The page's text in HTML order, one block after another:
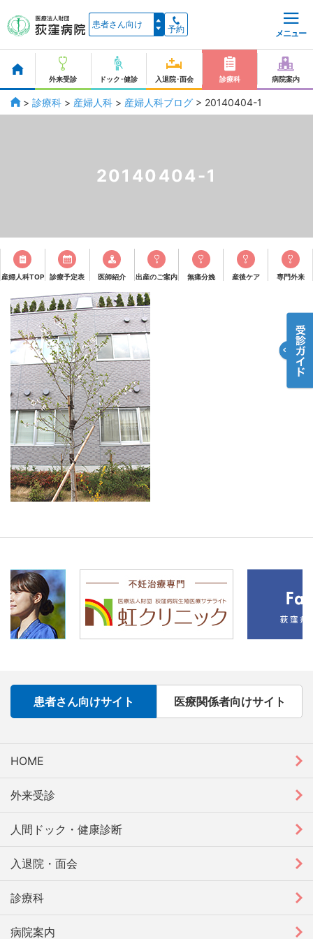
予約 メニュー
外来受診 ドック･健診 入退院･面会 診療科 病院案内
> 診療科 > 産婦人科 > 産婦人科ブログ > 20140404-1
20140404-1
産婦人科TOP 診療予定表 医師紹介 出産のご案内 無痛分娩 産後ケア 専門外来
患者さん向けサイト 医療関係者向けサイト
HOME
外来受診
人間ドック・健康診断
入退院・面会
診療科
病院案内